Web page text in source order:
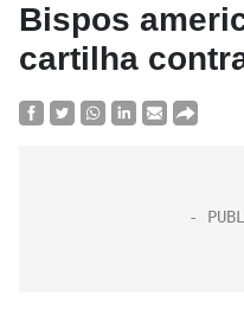
Bispos
cartilha